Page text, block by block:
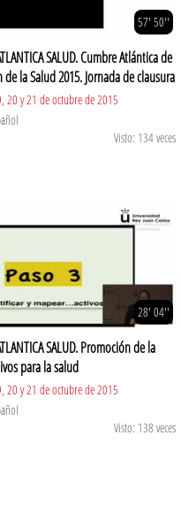
57' 50''
SALUD. Cumbre Atlántica de
la Salud 2015. Jornada de clausura
20 y 21 de octubre de 2015
Visto: 134 veces
28' 04''
SALUD. Promoción de la
para la salud
20 y 21 de octubre de 2015
Visto: 138 veces